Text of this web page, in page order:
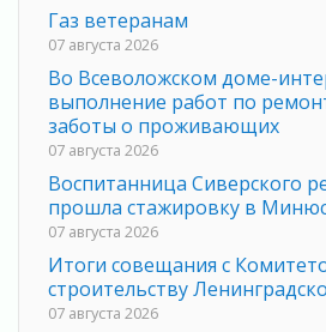
Газ ветеранам
07 августа 2026
Во Всеволожском доме-
выполнение работ по
заботы о проживающих
07 августа 2026
Воспитанница Сиверского
прошла стажировку в
07 августа 2026
Итоги совещания с
строительству
07 августа 2026